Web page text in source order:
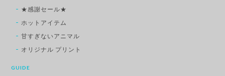
★感謝セール★
ホットアイテム
甘すぎないアニマル
オリジナル プリント
GUIDE